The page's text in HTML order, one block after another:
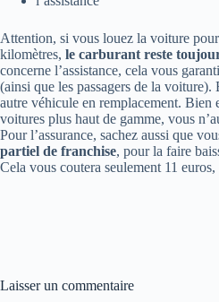
Attention, si vous louez la voiture
kilomètres, le carburant reste
concerne l’assistance, cela vous
(ainsi que les passagers de la
autre véhicule en remplacement. Bien
voitures plus haut de gamme, vous
Pour l’assurance, sachez aussi que
partiel de franchise, pour la faire
Cela vous coutera seulement 11
Laisser un commentaire